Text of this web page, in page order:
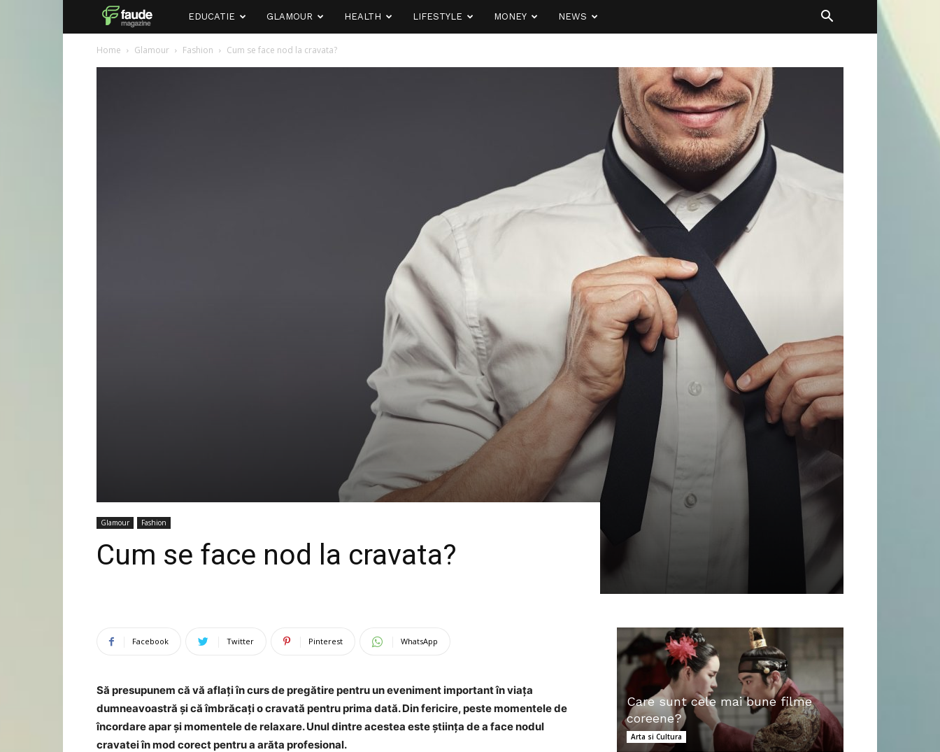
Faude
EDUCATIE GLAMOUR HEALTH LIFESTYLE MONEY NEWS
Home Glamour Fashion Cum se face nod la cravata?
Glamour Fashion
Cum se face nod la cravata?
Facebook Twitter Pinterest WhatsApp
Să presupunem că vă aflați în curs de pregătire pentru un eveniment important în viața
dumneavoastră și că îmbrăcați o cravată pentru prima dată. Din fericire, peste momentele de
încordare apar și momentele de relaxare. Unul dintre acestea este știința de a face nodul
cravatei în mod corect pentru a arăta profesional.
Care sunt cele mai bune filme
coreene?
Arta si Cultura